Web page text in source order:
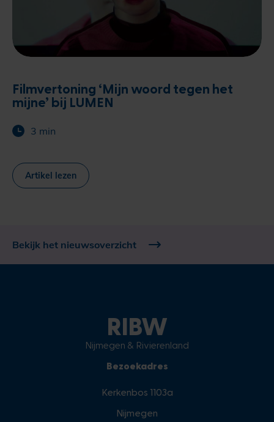
Filmvertoning ‘Mijn woord tegen het
mijne’ bij LUMEN
3 min
Artikel lezen
Bekijk het nieuwsoverzicht
RIBW
Nijmegen & Rivierenland
Bezoekadres
Kerkenbos 1103a
Nijmegen